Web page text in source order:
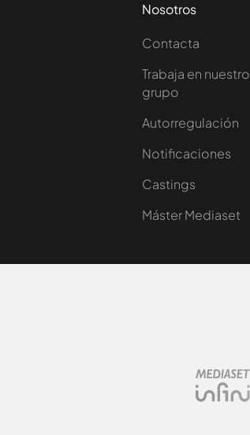
Nosotros
Contacta
Trabaja en nuestro
grupo
Autorregulación
Notificaciones
Castings
Máster Mediaset